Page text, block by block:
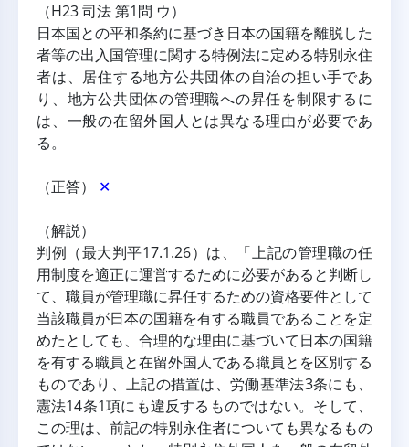
（H23 司法 第1問 ウ）
日本国との平和条約に基づき日本の国籍を離脱した
者等の出入国管理に関する特例法に定める特別永住
者は、居住する地方公共団体の自治の担い手であ
り、地方公共団体の管理職への昇任を制限するに
は、一般の在留外国人とは異なる理由が必要であ
る。
（正答） ✕
（解説）
判例（最大判平17.1.26）は、「上記の管理職の任
用制度を適正に運営するために必要があると判断し
て、職員が管理職に昇任するための資格要件として
当該職員が日本の国籍を有する職員であることを定
めたとしても、合理的な理由に基づいて日本の国籍
を有する職員と在留外国人である職員とを区別する
ものであり、上記の措置は、労働基準法3条にも、
憲法14条1項にも違反するものではない。そして、
この理は、前記の特別永住者についても異なるもの